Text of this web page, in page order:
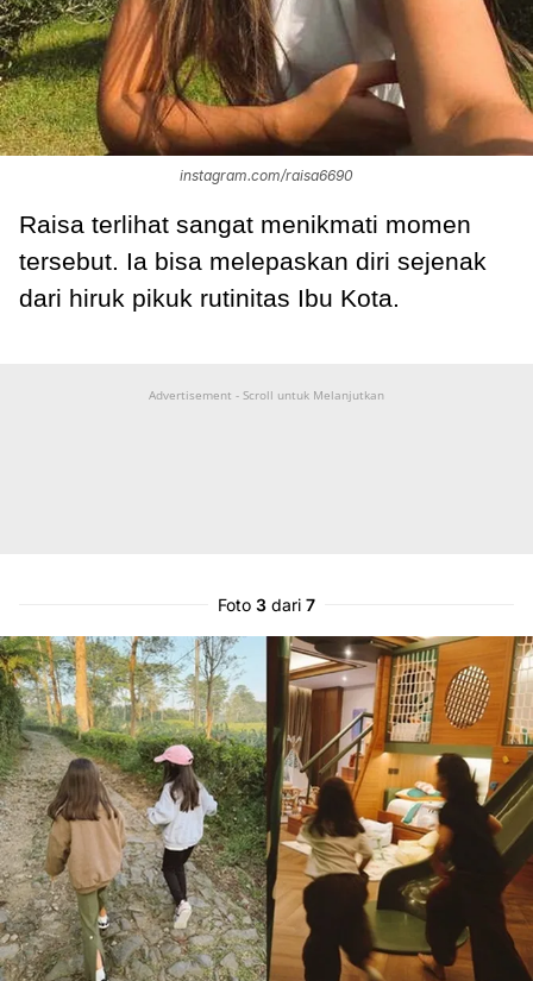
instagram.com/raisa6690
Raisa terlihat sangat menikmati momen
tersebut. Ia bisa melepaskan diri sejenak
dari hiruk pikuk rutinitas Ibu Kota.
Advertisement - Scroll untuk Melanjutkan
Foto 3 dari 7